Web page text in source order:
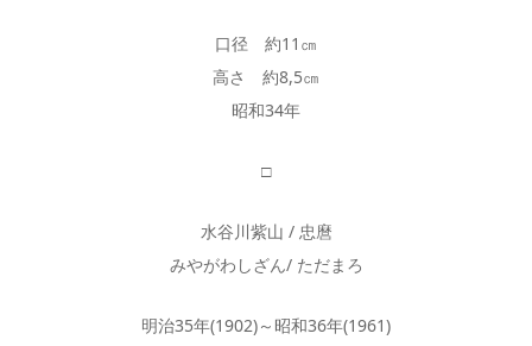
口径 約11㎝
高さ 約8,5㎝
昭和34年
□
水谷川紫山 / 忠麿
みやがわしざん/ ただまろ
明治35年(1902)～昭和36年(1961)